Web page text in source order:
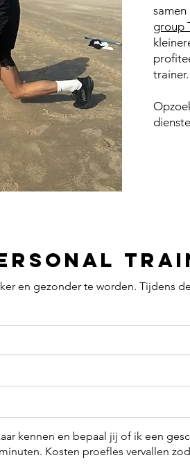
group
trainer.
en gezonder te worden. Tijdens
kennen en bepaal jij of ik een
Kosten proefles vervallen